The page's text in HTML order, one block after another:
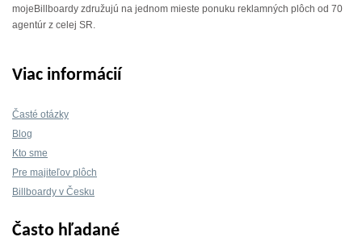
mojeBillboardy združujú na jednom mieste ponuku reklamných plôch od 70
agentúr z celej SR.
Viac informácií
Časté otázky
Blog
Kto sme
Pre majiteľov plôch
Billboardy v Česku
Často hľadané